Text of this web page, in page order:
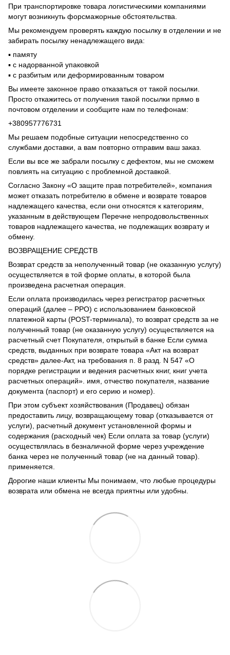
При транспортировке товара логистическими компаниями
могут возникнуть форсмажорные обстоятельства.
Мы рекомендуем проверять каждую посылку в отделении и не
забирать посылку ненадлежащего вида:
▪️ памяту
▪️ с надорванной упаковкой
▪️ с разбитым или деформированным товаром
Вы имеете законное право отказаться от такой посылки.
Просто откажитесь от получения такой посылки прямо в
почтовом отделении и сообщите нам по телефонам:
+380957776731
Мы решаем подобные ситуации непосредственно со
службами доставки, а вам повторно отправим ваш заказ.
Если вы все же забрали посылку с дефектом, мы не сможем
повлиять на ситуацию с проблемной доставкой.
Согласно Закону «О защите прав потребителей», компания
может отказать потребителю в обмене и возврате товаров
надлежащего качества, если они относятся к категориям,
указанным в действующем Перечне непродовольственных
товаров надлежащего качества, не подлежащих возврату и
обмену.
ВОЗВРАЩЕНИЕ СРЕДСТВ
Возврат средств за неполученный товар (не оказанную услугу)
осуществляется в той форме оплаты, в которой была
произведена расчетная операция.
Если оплата производилась через регистратор расчетных
операций (далее – РРО) с использованием банковской
платежной карты (POST-терминала), то возврат средств за не
полученный товар (не оказанную услугу) осуществляется на
расчетный счет Покупателя, открытый в банке Если сумма
средств, выданных при возврате товара «Акт на возврат
средств» далее-Акт, на требования п. 8 разд. N 547 «О
порядке регистрации и ведения расчетных книг, книг учета
расчетных операций». имя, отчество покупателя, название
документа (паспорт) и его серию и номер).
При этом субъект хозяйствования (Продавец) обязан
предоставить лицу, возвращающему товар (отказывается от
услуги), расчетный документ установленной формы и
содержания (расходный чек) Если оплата за товар (услуги)
осуществлялась в безналичной форме через учреждение
банка через не полученный товар (не на данный товар).
применяется.
Дорогие наши клиенты Мы понимаем, что любые процедуры
возврата или обмена не всегда приятны или удобны.